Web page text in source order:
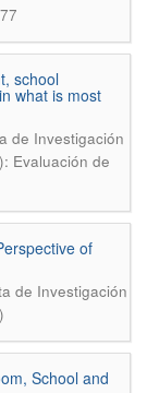
school
what is most
de Investigación
Evaluación de
of
de Investigación
School and